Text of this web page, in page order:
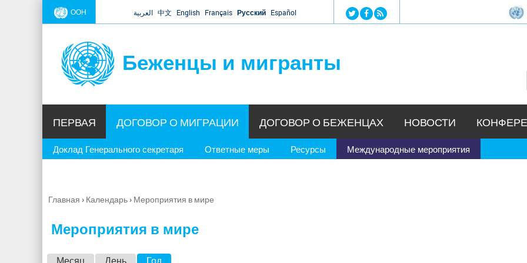
Jump to navigation
ООН العربية 中文 English Français Русский Español
Беженцы и мигранты
ПЕРВАЯ ДОГОВОР О МИГРАЦИИ
Доклад Генерального секретаря Ответные меры Ресурсы Международные мероприятия
ДОГОВОР О БЕЖЕНЦАХ НОВОСТИ
Вы
Главная › Календарь› Мероприятия в мире
Мероприятия в мире